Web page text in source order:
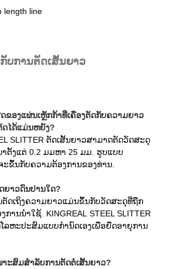
ບການຕັດເສັ້ນຍາວ
ຂອງແຜ່ນເຫຼັກກ້າທີ່ເຄື່ອງຕັດກັບຄວາມຍາວ
ດໄດ້ແມ່ນຫຍັງ?
SLITTER ຕັດເສັ້ນຍາວສາມາດຕັດວັດສະດຸ
ຕັ້ງແຕ່ 0.2 ມມຫາ 25 ມມ. ຮູບແບບ
ະຂຶ້ນກັບຄວາມຕ້ອງການຂອງທ່ານ.
ຍາວດົນປານໃດ?
ດເຖິງຄວາມຍາວແມ່ນຂຶ້ນກັບວັດສະດຸທີ່ຖືກ
ານນໍາໃຊ້. KINGREAL STEEL SLITTER
ລຫະປະສົມແບບກຳນົດເອງເພື່ອຍືດອາຍຸການ
ະສົມສຳລັບການຕັດຕໍ່ເສັ້ນຍາວ?